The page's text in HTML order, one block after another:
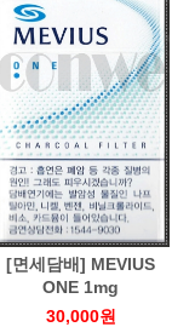
[면세담배] MEVIUS
ONE 1mg
30,000원